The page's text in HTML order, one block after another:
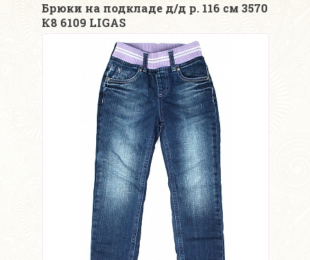
Брюки на подкладе д/д р. 116 см 3570
К8 6109 LIGAS